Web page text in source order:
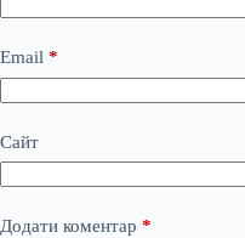
Email *
Сайт
Додати коментар *